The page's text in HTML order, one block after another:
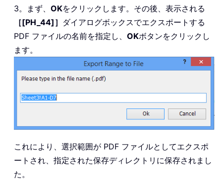
3。まず、 OKをクリックします。その後、表示される
［[PH_44]］ ダイアログボックスでエクスポートする
PDF ファイルの名前を指定し、 OKボタンをクリックし
ます。
これにより、選択範囲が PDF ファイルとしてエクスポ
ートされ、指定された保存ディレクトリに保存されまし
た。